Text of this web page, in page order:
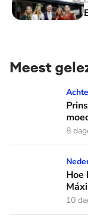
Meest
Prinses Amalia
8
Hoe koning
Hoe
10